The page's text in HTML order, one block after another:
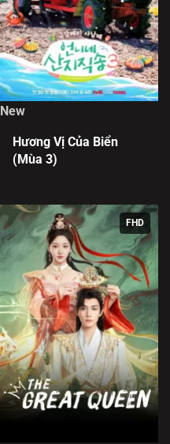
New
Hương Vị Của Biển
(Mùa 3)
FHD